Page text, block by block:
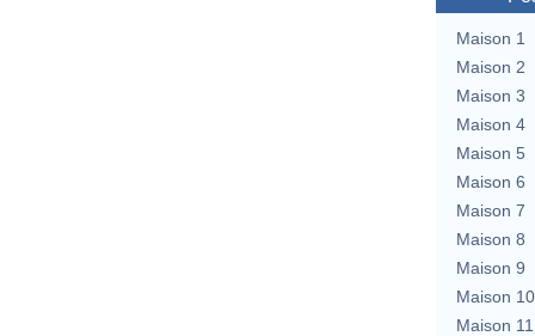
Maison 1
Maison 2
Maison 3
Maison 4
Maison 5
Maison 6
Maison 7
Maison 8
Maison 9
Maison 10
Maison 11